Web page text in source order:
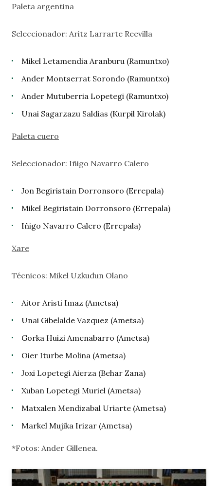
Paleta argentina
Seleccionador: Aritz Larrarte Reevilla
Mikel Letamendia Aranburu (Ramuntxo)
Ander Montserrat Sorondo (Ramuntxo)
Ander Mutuberria Lopetegi (Ramuntxo)
Unai Sagarzazu Saldias (Kurpil Kirolak)
Paleta cuero
Seleccionador: Iñigo Navarro Calero
Jon Begiristain Dorronsoro (Errepala)
Mikel Begiristain Dorronsoro (Errepala)
Iñigo Navarro Calero (Errepala)
Xare
Técnicos: Mikel Uzkudun Olano
Aitor Aristi Imaz (Ametsa)
Unai Gibelalde Vazquez (Ametsa)
Gorka Huizi Amenabarro (Ametsa)
Oier Iturbe Molina (Ametsa)
Joxi Lopetegi Aierza (Behar Zana)
Xuban Lopetegi Muriel (Ametsa)
Matxalen Mendizabal Uriarte (Ametsa)
Markel Mujika Irizar (Ametsa)
*Fotos: Ander Gillenea.